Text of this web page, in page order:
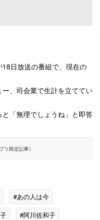
18日放送の番組で、現在の
、司会業で生計を立ててい
「無理でしょうね」と即答
リ限定記事）
#あの人は今
#阿川佐和子